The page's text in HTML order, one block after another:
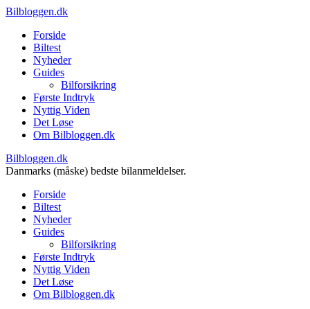
Bilbloggen.dk
Forside
Biltest
Nyheder
Guides
Bilforsikring
Første Indtryk
Nyttig Viden
Det Løse
Om Bilbloggen.dk
Bilbloggen.dk
Danmarks (måske) bedste bilanmeldelser.
Forside
Biltest
Nyheder
Guides
Bilforsikring
Første Indtryk
Nyttig Viden
Det Løse
Om Bilbloggen.dk